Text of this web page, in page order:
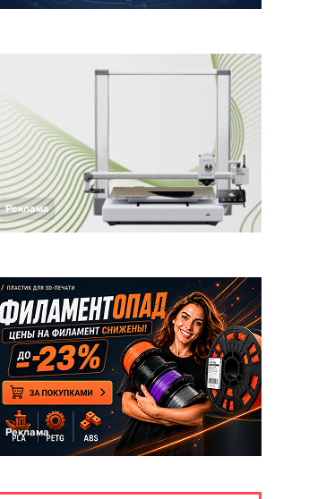
Реклама
Реклама